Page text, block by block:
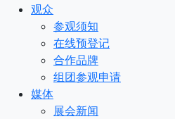
观众
参观须知
在线预登记
合作品牌
组团参观申请
媒体
展会新闻